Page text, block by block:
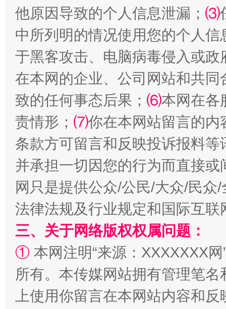
揭批美国五大"原罪" "炒
他原因导致的个人信息泄漏； ⑶
中所列明的情况使用您的个人
于黑客攻击、电脑病毒侵入或
在本网的企业、公司网站和共
致的任何事态后果； ⑹本网在各
责情形； ⑺你在本网站留言的内
条款方可留言和反映投诉报料
并承担一切因您的行为而直接
网只是提供公众/公民/大众/民
法律法规及行业规定和国际互
三、关于网络版权权属问题：
① 本网注明“来源：XXXXXXX
所有。本传媒网站拥有管理笔
上使用你留言在本网站内容和